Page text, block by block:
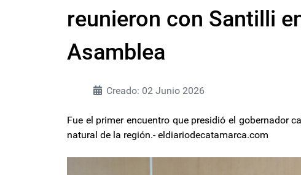
reunieron con Santilli
Asamblea
Creado: 02 Junio 2026
Fue el primer encuentro que presidió el gobernador
natural de la región.- eldiariodecatamarca.com